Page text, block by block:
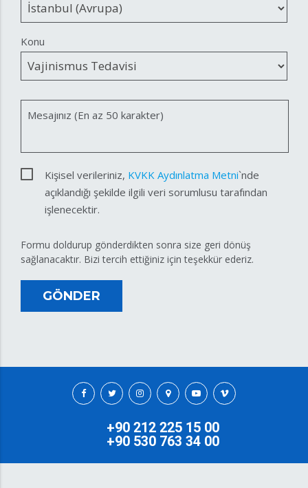
Konu
Mesajınız (En az 50 karakter)
Kişisel verileriniz, KVKK Aydınlatma Metni`nde
açıklandığı şekilde ilgili veri sorumlusu tarafından
işlenecektir.
Formu doldurup gönderdikten sonra size geri dönüş
sağlanacaktır. Bizi tercih ettiğiniz için teşekkür ederiz.
GÖNDER
+90 212 225 15 00
+90 530 763 34 00